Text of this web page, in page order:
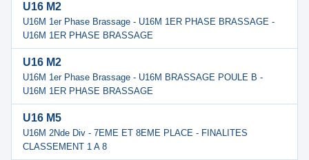
U16 M2
U16M 1er Phase Brassage - U16M 1ER PHASE BRASSAGE -
U16M 1ER PHASE BRASSAGE
U16 M2
U16M 1er Phase Brassage - U16M BRASSAGE POULE B -
U16M 1ER PHASE BRASSAGE
U16 M5
U16M 2Nde Div - 7EME ET 8EME PLACE - FINALITES
CLASSEMENT 1 A 8